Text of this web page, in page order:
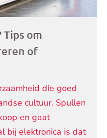
om
of
die goed
cultuur. Spullen
en gaat
bij elektronica is dat